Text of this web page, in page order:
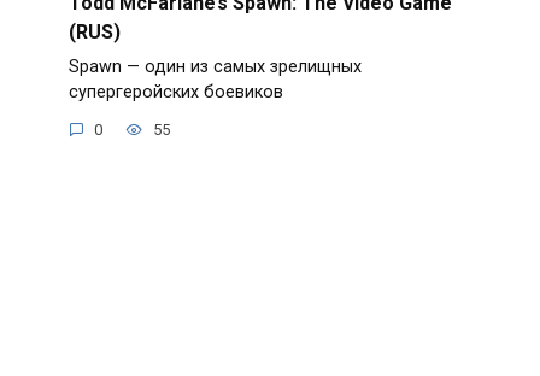
(RUS)
Spawn — один из самых зрелищных
супергеройских боевиков
0 55